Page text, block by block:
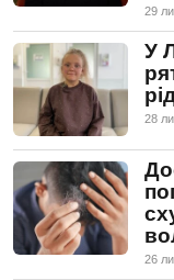
29
У
28
26